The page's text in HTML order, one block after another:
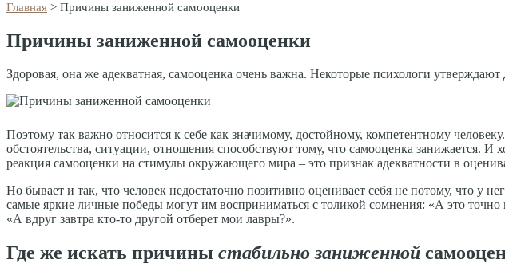
Главная > Причины заниженной самооценки
Причины заниженной самооценки
Здоровая, она же адекватная, самооценка очень важна. Некоторые психологи
Поэтому так важно относится к себе как значимому, достойному, компетентному
обстоятельства, ситуации, отношения способствуют тому, что самооценка занижается. И
реакция самооценки на стимулы окружающего мира – это признак адекватности в
Но бывает и так, что человек недостаточно позитивно оценивает себя не потому, что у
самые яркие личные победы могут им восприниматься с толикой сомнения: «А это точно
«А вдруг завтра кто-то другой отберет мои лавры?».
Где же искать причины стабильно заниженной